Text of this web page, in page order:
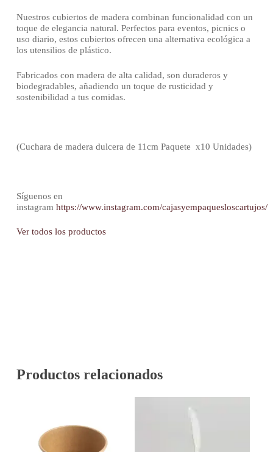
Nuestros cubiertos de madera combinan funcionalidad con un
toque de elegancia natural. Perfectos para eventos, picnics o
uso diario, estos cubiertos ofrecen una alternativa ecológica a
los utensilios de plástico.
Fabricados con madera de alta calidad, son duraderos y
biodegradables, añadiendo un toque de rusticidad y
sostenibilidad a tus comidas.
(Cuchara de madera dulcera de 11cm Paquete x10 Unidades)
Síguenos en
instagram https://www.instagram.com/cajasyempaquesloscartujos/
Ver todos los productos
Productos relacionados